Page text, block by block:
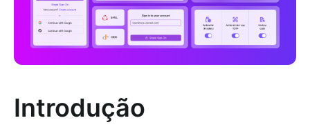
Introdução